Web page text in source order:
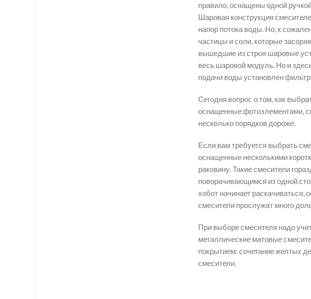
правило, оснащены одной
Шаровая конструкция
напор потока воды. Но, к
частицы и соли, которые
вышедшие из строя шаровые
весь шаровой модуль. Но и
подачи воды установлен фильтр
Сегодня вопрос о том, как
оснащенные фотоэлементами,
несколько порядков дороже.
Если вам требуется выбрать
оснащенные несколькими
раковину. Такие смесители
поворачивающимся из одной
хобот начинает раскачиваться,
смесители прослужат много
При выборе смесителя надо
металлические матовые
покрытием: сочетание желтых
смесители.